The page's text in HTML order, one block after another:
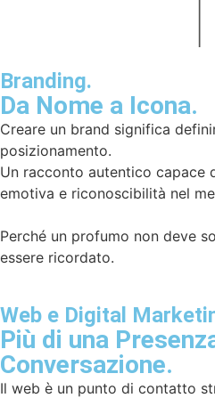
Branding.
Da Nome a Icona.
Creare un brand significa
posizionamento.
Un racconto autentico capace
emotiva e riconoscibilità nel
Perché un profumo non deve
essere ricordato.
Web e Digital
Più di una
Conversazione.
Il web è un punto di contatto